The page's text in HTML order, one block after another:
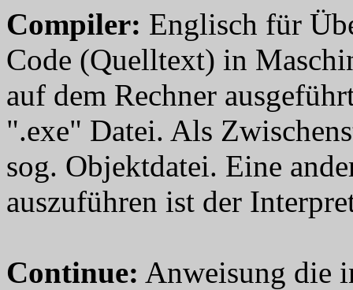
Compiler: Englisch für
Code (Quelltext) in
auf dem Rechner
".exe" Datei. Als
sog. Objektdatei. Eine
auszuführen ist der
Continue: Anweisung die